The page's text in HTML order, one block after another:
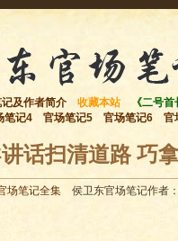
及作者简介 收藏本站 《二号
笔记4 官场笔记5 官场笔记6 官
话扫清道路 巧
场笔记全集 侯卫东官场笔记作者